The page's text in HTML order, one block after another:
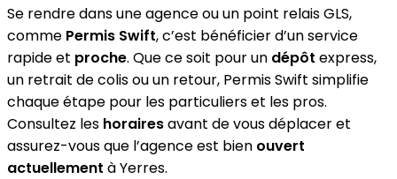
Se rendre dans une agence ou un point relais GLS,
comme Permis Swift, c’est bénéficier d’un service
rapide et proche. Que ce soit pour un dépôt express,
un retrait de colis ou un retour, Permis Swift simplifie
chaque étape pour les particuliers et les pros.
Consultez les horairesavant de vous déplacer et
assurez-vous que l’agence est bien ouvert
actuellement à Yerres.